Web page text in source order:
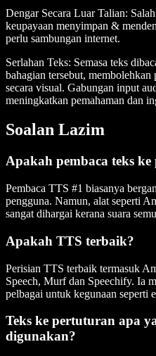
Dengar Secara Luar Talian:
keupayaan menyimpan &
perlu sambungan internet.
Serlahan Teks: Semasa teks
bahagian tersebut,
secara visual. Gabungan input
meningkatkan pemahaman dan
Soalan Lazim
Apakah pembaca teks
Pembaca TTS #1 biasanya
pengguna. Namun, alat seperti
sangat dihargai kerana suara
Apakah TTS terbaik?
Perisian TTS terbaik termasuk
Speech, Murf dan Speechify. Ia
pelbagai untuk kegunaan seperti
Teks ke pertuturan apa
digunakan?